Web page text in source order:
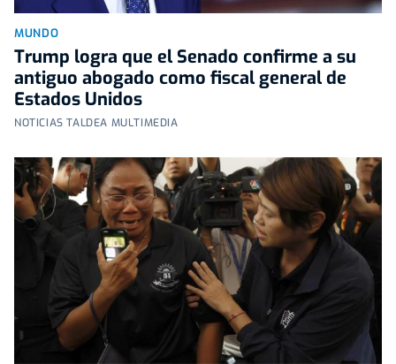
MUNDO
Trump logra que el Senado confirme a su
antiguo abogado como fiscal general de
Estados Unidos
NOTICIAS TALDEA MULTIMEDIA